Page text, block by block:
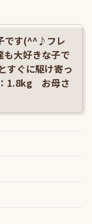
です(^^♪フレ
も大好きな子で
すぐに駆け寄っ
1.8kg お母さ